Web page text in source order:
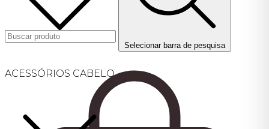
ACESSÓRIOS CABELO
Selecionar barra de pesquisa